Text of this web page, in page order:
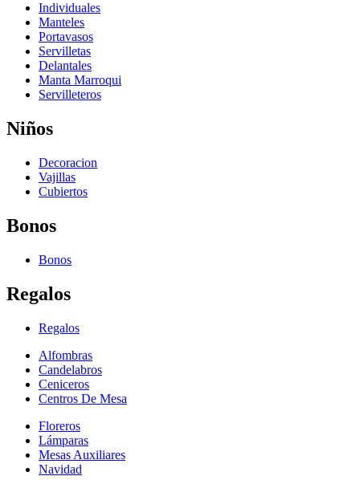
Individuales
Manteles
Portavasos
Servilletas
Delantales
Manta Marroqui
Servilleteros
Niños
Decoracion
Vajillas
Cubiertos
Bonos
Bonos
Regalos
Regalos
Alfombras
Candelabros
Ceniceros
Centros De Mesa
Floreros
Lámparas
Mesas Auxiliares
Navidad